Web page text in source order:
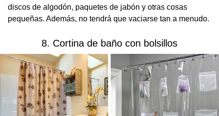
discos de algodón, paquetes de jabón y otras cosas
pequeñas. Además, no tendrá que vaciarse tan a menudo.
8. Cortina de baño con bolsillos